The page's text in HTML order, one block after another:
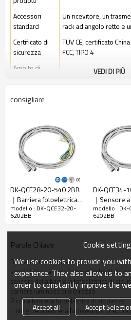
Accessori
standard
Un ricevitore, un
rack ad angolo retto e
Certificato di
sicurezza
TÜV CE, certificato
FCC, TIPO 4
Ambito di
Ambiente industriale
Caratteristiche
risoluzione
Controlla la
precisione
28 mm
Numero di
32
Altezza di
protezione
620mm
La dimensione
30mm*30mm*L, L è la
Distanza di
30-6000mm
Tempo di
risposta
≤15 ms
Dati meccanici
Materiale
VEDI DI PIÙ
consigliare
DK-QCE28-20-540 2BB
｜Barriera fotoelettrica
di sicurezza｜DADISICK
modello : DK-QCE32-20-
6202BB
DK-QCE34-
｜Sensore
｜DADISICK
modello :
6202BB
Parole Chiave
Barriera fotoelettrica di sicurezza
specchi con barriere fotoelettriche di
sensore della barriera fotoelettrica di
barriera luminosa di sicurezza
Piccola barriera fotoelettrica di sicurezza
muting della barriera fotoelettrica di
Cookie
We use cookies to provide you
experience. They also allow us to
order to constantly improve the
Accept all Accept